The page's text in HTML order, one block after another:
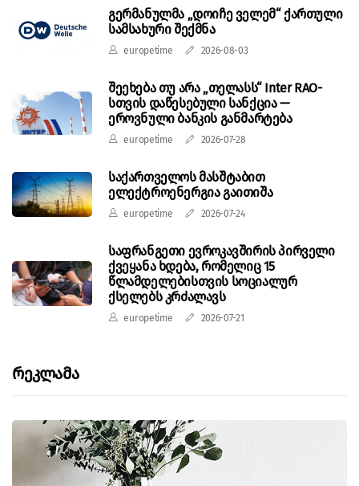
გერმანულმა „დოიჩე ველემ“ ქართული
სამსახური შექმნა
europetime 2026-08-03
შეეხება თუ არა „თელასს“ Inter RAO-
სთვის დაწესებული სანქცია —
ეროვნული ბანკის განმარტება
europetime 2026-07-28
საქართველოს მასშტაბით
ელექტროენერგია გაითიშა
europetime 2026-07-24
საფრანგეთი ევროკავშირის პირველი
ქვეყანა ხდება, რომელიც 15
წლამდელებისთვის სოციალურ
ქსელებს კრძალავს
europetime 2026-07-21
Რეკლამა